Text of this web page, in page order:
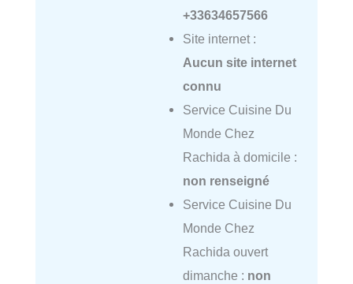
+33634657566
Site internet :
Aucun site internet
connu
Service Cuisine Du
Monde Chez
Rachida à domicile :
non renseigné
Service Cuisine Du
Monde Chez
Rachida ouvert
dimanche : non